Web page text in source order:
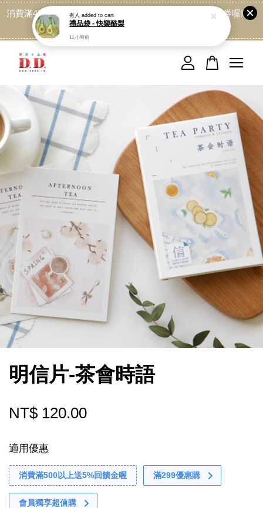
消費滿499免運喔, 記得加LINE:@dede168 領取專屬折扣券喔!
點我
明信片-茶會時語
NT$ 120.00
適用優惠
消費滿500以上送5%回饋金喔 滿299優惠購
會員獨享超值購
您的購物車目前還是空的。